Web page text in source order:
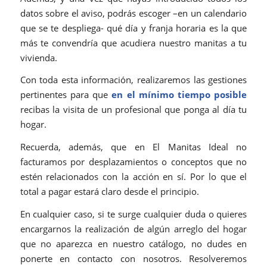
datos sobre el aviso, podrás escoger –en un calendario
que se te despliega- qué día y franja horaria es la que
más te convendría que acudiera nuestro manitas a tu
vivienda.
Con toda esta información, realizaremos las gestiones
pertinentes para queen el mínimo tiempo posible
recibas la visita de un profesional que ponga al día tu
hogar.
Recuerda, además, que en El Manitas Ideal no
facturamos por desplazamientos o conceptos que no
estén relacionados con la acción en sí. Por lo que el
total a pagar estará claro desde el principio.
En cualquier caso, si te surge cualquier duda o quieres
encargarnos la realización de algún arreglo del hogar
que no aparezca en nuestro catálogo, no dudes en
ponerte en contacto con nosotros. Resolveremos